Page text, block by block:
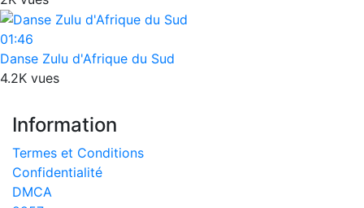
01:46
Danse Zulu d'Afrique du Sud
4.2K vues
Information
Termes et Conditions
Confidentialité
DMCA